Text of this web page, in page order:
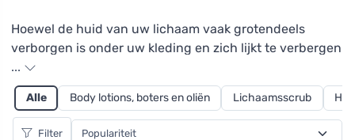
Hoewel de huid van uw lichaam vaak grotendeels
verborgen is onder uw kleding en zich lijkt te verbergen
voor de barre omgeving, is het tegendeel waar.
Wisselende temperaturen, wind of het voortdurend
aanraken van verschillende materialen belasten de
huid en moeten daarom goed worden verzorgd.
...
Alle Body lotions, boters en oliën Lichaamsscrub
Filter